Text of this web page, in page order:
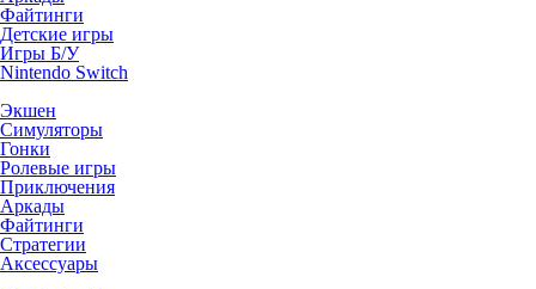
Файтинги
Детские игры
Игры Б/У
Nintendo Switch
Экшен
Симуляторы
Гонки
Ролевые игры
Приключения
Аркады
Файтинги
Стратегии
Аксессуары